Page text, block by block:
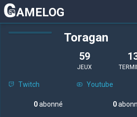
AMELOG
Toragan
59
JEUX
Twitch Youtube
0abonné 0